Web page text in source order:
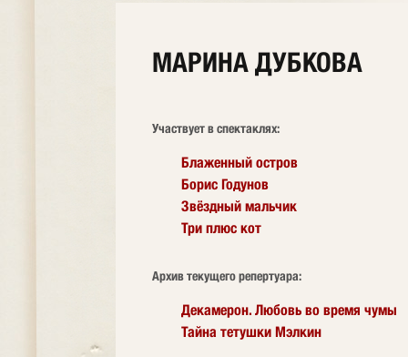
МАРИНА ДУБКОВА
Участвует в спектаклях:
Блаженный остров
Борис Годунов
Звёздный мальчик
Три плюс кот
Архив текущего репертуара:
Декамерон. Любовь во время чумы
Тайна тетушки Мэлкин